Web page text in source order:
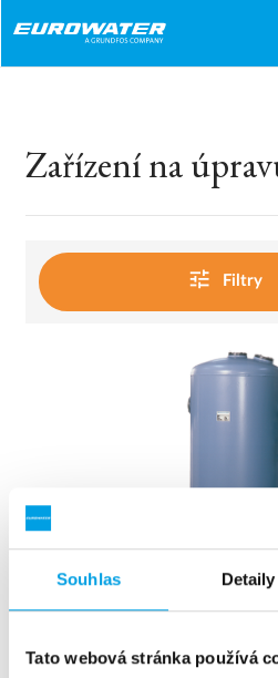
Souhlas Detaily
Tato webová stránka používá
Zařízení na
tune Filtry
Filtr s aktivním uhlím